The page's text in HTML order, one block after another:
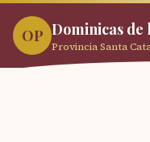
OP Dominicas de
Provincia Santa